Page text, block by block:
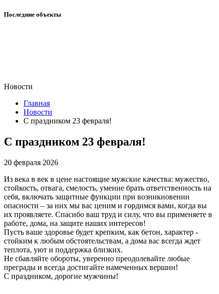
Последние объекты
Новости
Главная
Новости
С праздником 23 февраля!
С праздником 23 февраля!
20 февраля 2026
Из века в век в цене настоящие мужские качества: мужество,
стойкость, отвага, смелость, умение брать ответственность на
себя, включать защитные функции при возникновении
опасности – за них мы вас ценим и гордимся вами, когда вы
их проявляете. Спасибо ваш труд и силу, что вы применяете в
работе, дома, на защите наших интересов!
Пусть ваше здоровье будет крепким, как бетон, характер -
стойким к любым обстоятельствам, а дома вас всегда ждет
теплота, уют и поддержка близких.
Не сбавляйте обороты, уверенно преодолевайте любые
преграды и всегда достигайте намеченных вершин!
С праздником, дорогие мужчины!